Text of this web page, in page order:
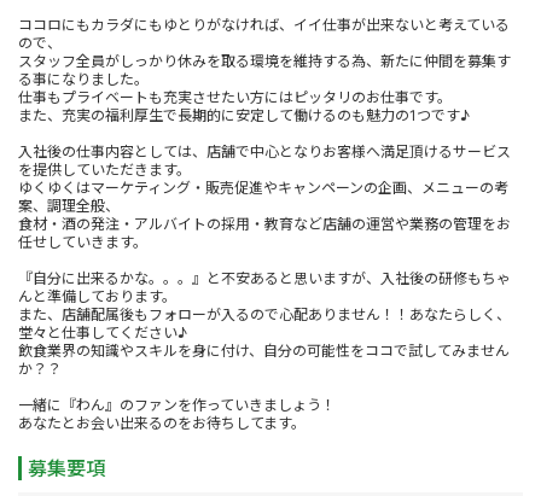
ココロにもカラダにもゆとりがなければ、イイ仕事が出来ないと考えている
ので、
スタッフ全員がしっかり休みを取る環境を維持する為、新たに仲間を募集す
る事になりました。
仕事もプライベートも充実させたい方にはピッタリのお仕事です。
また、充実の福利厚生で長期的に安定して働けるのも魅力の1つです♪
入社後の仕事内容としては、店舗で中心となりお客様へ満足頂けるサービス
を提供していただきます。
ゆくゆくはマーケティング・販売促進やキャンペーンの企画、メニューの考
案、調理全般、
食材・酒の発注・アルバイトの採用・教育など店舗の運営や業務の管理をお
任せしていきます。
『自分に出来るかな。。。』と不安あると思いますが、入社後の研修もちゃ
んと準備しております。
また、店舗配属後もフォローが入るので心配ありません！！あなたらしく、
堂々と仕事してください♪
飲食業界の知識やスキルを身に付け、自分の可能性をココで試してみません
か？？
一緒に『わん』のファンを作っていきましょう！
あなたとお会い出来るのをお待ちしてます。
募集要項